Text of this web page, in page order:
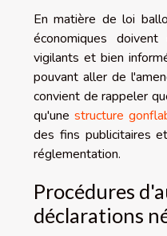
En matière de loi
économiques
vigilants et bien
pouvant aller de
convient de rappeler
qu'une structure
des fins publicitaires
réglementation.
Procédures
déclarations